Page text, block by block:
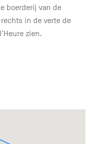
boerderij van de
in de verte de
zien.